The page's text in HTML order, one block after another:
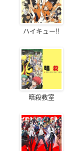
ハイキュー!!
暗殺教室